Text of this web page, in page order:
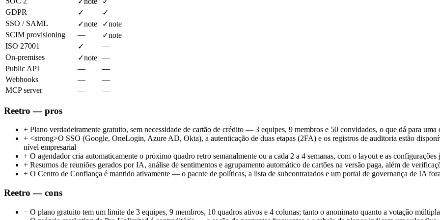
GDPR
✓
✓
SSO / SAML
✓note ✓note
SCIM provisioning
— ✓note
ISO 27001
✓
—
On-premises
✓note —
Public API
—
—
Webhooks
—
—
MCP server
— —
Reetro — pros
+ Plano verdadeiramente gratuito, sem necessidade de cartão de crédito — 3 equipes, 9 membros e 50 convidados, o que dá para uma
+ <strong>O SSO (Google, OneLogin, Azure AD, Okta), a autenticação de duas etapas (2FA) e os registros de auditoria estão
nível empresarial
+ O agendador cria automaticamente o próximo quadro retro semanalmente ou a cada 2 a 4 semanas, com o layout e as configurações
+ Resumos de reuniões gerados por IA, análise de sentimentos e agrupamento automático de cartões na versão paga, além de
+ O Centro de Confiança é mantido ativamente — o pacote de políticas, a lista de subcontratados e um portal de governança de IA
Reetro — cons
− O plano gratuito tem um limite de 3 equipes, 9 membros, 10 quadros ativos e 4 colunas; tanto o anonimato quanto a votação